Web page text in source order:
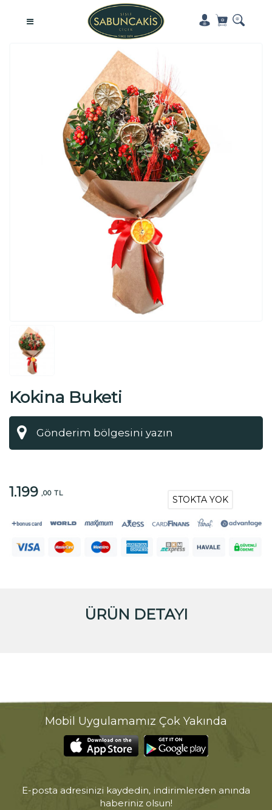
Kokina Buketi
1.199 ,00 TL
STOKTA YOK
ÜRÜN DETAYI
Mobil Uygulamamız Çok Yakında
E-posta adresinizi kaydedin, indirimlerden anında
haberiniz olsun!